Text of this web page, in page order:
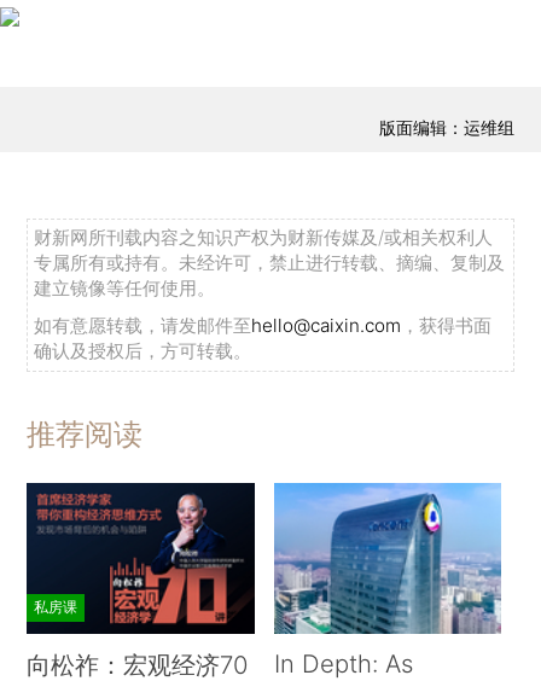
版面编辑：运维组
财新网所刊载内容之知识产权为财新传媒及/或相关权利人
专属所有或持有。未经许可，禁止进行转载、摘编、复制及
建立镜像等任何使用。
如有意愿转载，请发邮件至hello@caixin.com ，获得书面
确认及授权后，方可转载。
推荐阅读
私房课
向松祚：宏观经济70
In Depth: As